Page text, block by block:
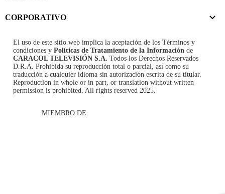
CORPORATIVO
El uso de este sitio web implica la aceptación de los Términos y
condiciones y Políticas de Tratamiento de la Información de
CARACOL TELEVISIÓN S.A. Todos los Derechos Reservados
D.R.A. Prohibida su reproducción total o parcial, así como su
traducción a cualquier idioma sin autorización escrita de su titular.
Reproduction in whole or in part, or translation without written
permission is prohibited. All rights reserved 2025.
MIEMBRO DE: